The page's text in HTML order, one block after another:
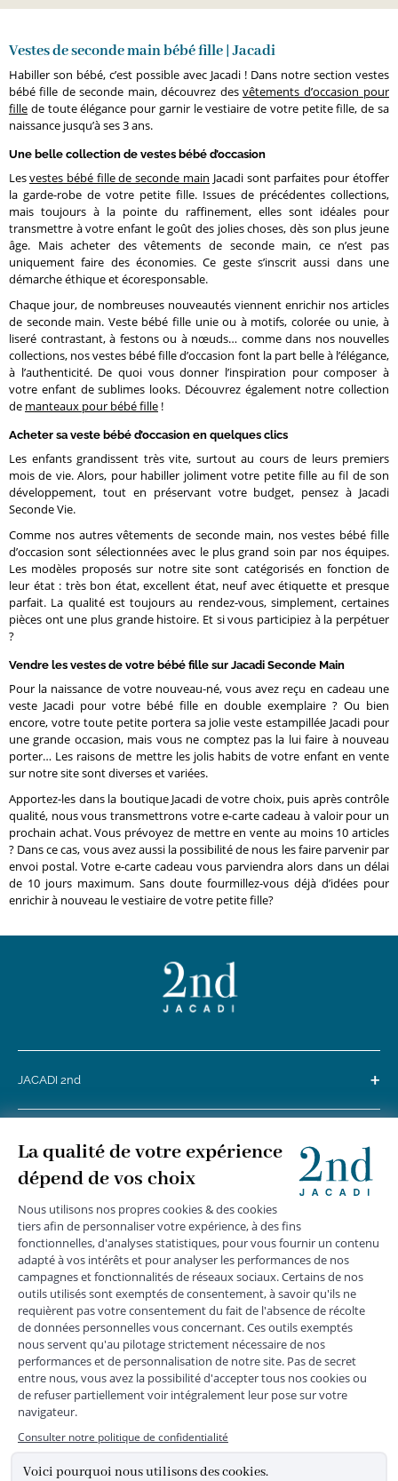
Vestes de seconde main bébé fille | Jacadi
Habiller son bébé, c’est possible avec Jacadi ! Dans notre section vestes
bébé fille de seconde main, découvrez des vêtements d’occasion pour
fille de toute élégance pour garnir le vestiaire de votre petite fille, de sa
naissance jusqu’à ses 3 ans.
Une belle collection de vestes bébé d’occasion
Lesvestes bébé fille de seconde main Jacadi sont parfaites pour étoffer
la garde-robe de votre petite fille. Issues de précédentes collections,
mais toujours à la pointe du raffinement, elles sont idéales pour
transmettre à votre enfant le goût des jolies choses, dès son plus jeune
âge. Mais acheter des vêtements de seconde main, ce n’est pas
uniquement faire des économies. Ce geste s’inscrit aussi dans une
démarche éthique et écoresponsable.
Chaque jour, de nombreuses nouveautés viennent enrichir nos articles
de seconde main. Veste bébé fille unie ou à motifs, colorée ou unie, à
liseré contrastant, à festons ou à nœuds… comme dans nos nouvelles
collections, nos vestes bébé fille d’occasion font la part belle à l’élégance,
à l’authenticité. De quoi vous donner l’inspiration pour composer à
votre enfant de sublimes looks. Découvrez également notre collection
de manteaux pour bébé fille !
Acheter sa veste bébé d’occasion en quelques clics
Les enfants grandissent très vite, surtout au cours de leurs premiers
mois de vie. Alors, pour habiller joliment votre petite fille au fil de son
développement, tout en préservant votre budget, pensez à Jacadi
Seconde Vie.
Comme nos autres vêtements de seconde main, nos vestes bébé fille
d’occasion sont sélectionnées avec le plus grand soin par nos équipes.
Les modèles proposés sur notre site sont catégorisés en fonction de
leur état : très bon état, excellent état, neuf avec étiquette et presque
parfait. La qualité est toujours au rendez-vous, simplement, certaines
pièces ont une plus grande histoire. Et si vous participiez à la perpétuer
?
Vendre les vestes de votre bébé fille sur Jacadi Seconde Main
Pour la naissance de votre nouveau-né, vous avez reçu en cadeau une
veste Jacadi pour votre bébé fille en double exemplaire ? Ou bien
encore, votre toute petite portera sa jolie veste estampillée Jacadi pour
une grande occasion, mais vous ne comptez pas la lui faire à nouveau
porter… Les raisons de mettre les jolis habits de votre enfant en vente
sur notre site sont diverses et variées.
Apportez-les dans la boutique Jacadi de votre choix, puis après contrôle
qualité, nous vous transmettrons votre e-carte cadeau à valoir pour un
prochain achat. Vous prévoyez de mettre en vente au moins 10 articles
? Dans ce cas, vous avez aussi la possibilité de nous les faire parvenir par
envoi postal. Votre e-carte cadeau vous parviendra alors dans un délai
de 10 jours maximum. Sans doute fourmillez-vous déjà d’idées pour
enrichir à nouveau le vestiaire de votre petite fille?
JACADI 2nd +
MENTIONS LÉGALES|CGU|CGV|COOKIES|
DONNÉES PERSONNELLES
Livraison express gratuite en point relais dès 59 € et à domicile dès 150
€ vers la France Métropolitaine
Les données collectées par la société JACADI, responsable
du traitement, sont nécessaires à l'envoi de newsletters, à la
création de compte, pour le traitement, le suivi et la livraison
de votre commande, ainsi que pour le suivi de votre
adhésion au programme fidélité. Conformément au
protection des données personnelles, vous bénéficiez d'un